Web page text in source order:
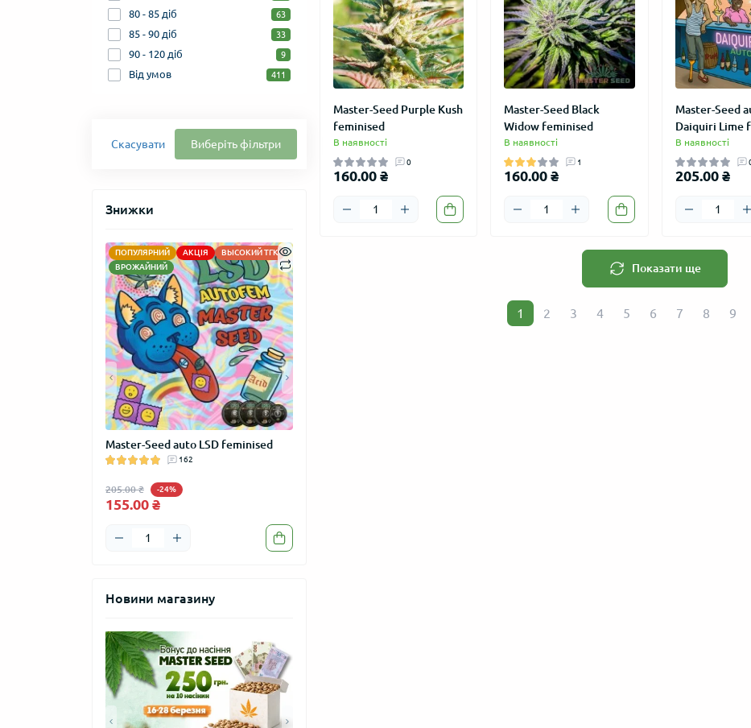
80 - 85 діб 63
85 - 90 діб 33
90 - 120 діб 9
Від умов 411
Скасувати Виберіть фільтри
Знижки
ПОПУЛЯРНИЙ АКЦІЯ
ВЫСОКИЙ ТГК
ВРОЖАЙНИЙ
Master-Seed auto LSD feminised
162
205.00 ₴ -24%
155.00 ₴
АКЦІЯ
Новини магазину
Master-Seed Purple Kush
feminised
В наявності
0
160.00 ₴
Master-Seed Black
Widow feminised
В наявності
1
160.00 ₴
Master-Seed
Daiquiri Lime
В наявності
205.00 ₴
Показати ще
1 2 3 4 5 6 7 8 9